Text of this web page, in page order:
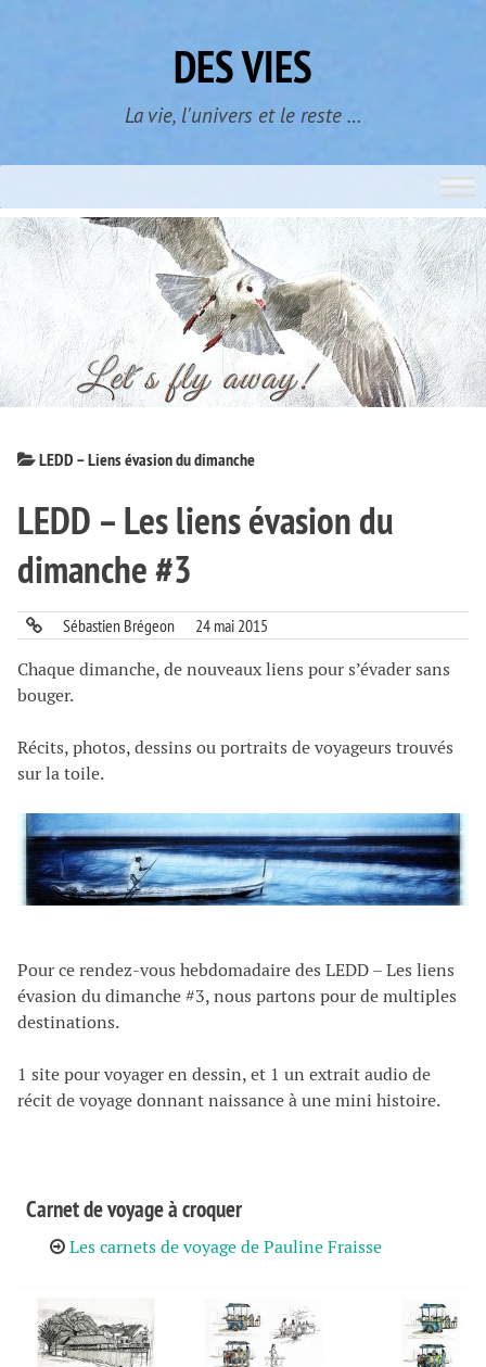
DES VIES
La vie, l'univers et le reste …
LEDD – Liens évasion du dimanche
LEDD – Les liens évasion du
dimanche #3
Sébastien Brégeon 24 mai 2015
Chaque dimanche, de nouveaux liens pour s’évader sans
bouger.
Récits, photos, dessins ou portraits de voyageurs trouvés
sur la toile.
Pour ce rendez-vous hebdomadaire des LEDD – Les liens
évasion du dimanche #3, nous partons pour de multiples
destinations.
1 site pour voyager en dessin, et 1 un extrait audio de
récit de voyage donnant naissance à une mini histoire.
Carnet de voyage à croquer
Les carnets de voyage de Pauline Fraisse